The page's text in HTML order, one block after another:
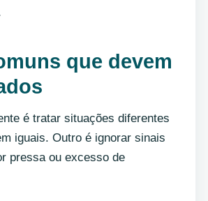
que devem
é tratar situações diferentes
iguais. Outro é ignorar sinais
pressa ou excesso de